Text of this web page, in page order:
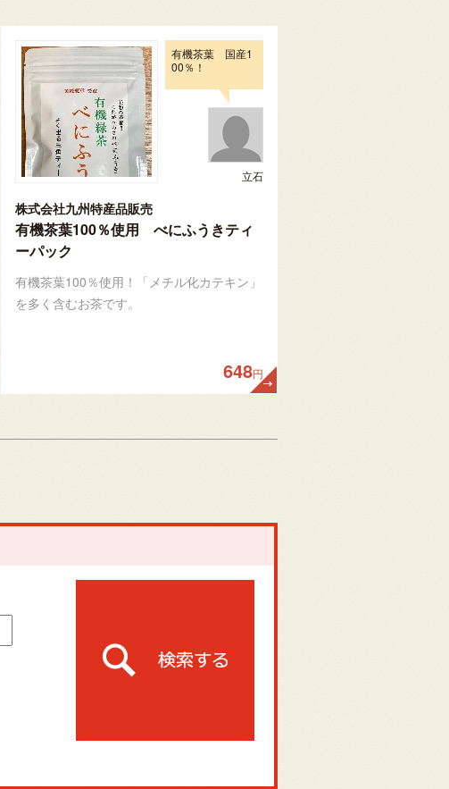
有機茶葉 国産1
00％！
立石
株式会社九州特産品販売
有機茶葉100％使用 べにふうきティ
ーパック
有機茶葉100％使用！「メチル化カテキン」
を多く含むお茶です。
648円